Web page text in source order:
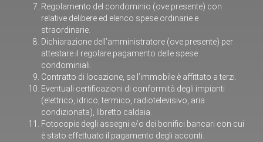
Regolamento del condominio (ove presente) con
relative delibere ed elenco spese ordinarie e
straordinarie.
Dichiarazione dell’amministratore (ove presente) per
attestare il regolare pagamento delle spese
condominiali.
Contratto di locazione, se l’immobile è affittato a terzi.
Eventuali certificazioni di conformità degli impianti
(elettrico, idrico, termico, radiotelevisivo, aria
condizionata), libretto caldaia.
Fotocopie degli assegni e/o dei bonifici bancari con cui
è stato effettuato il pagamento degli acconti.